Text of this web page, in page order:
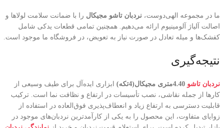
ما در مجموعه الهی‌دوست، نردبان تاشو مجیکال را با ضمانت سلامت لولاها و
اصالت آلیاژ آلومینیوم ارائه می‌دهیم. همچنین تمامی قطعات یدکی شامل
کفشک‌ها و میله تعادل در صورت نیاز به تعویض، در فروشگاه ما موجود است.
نتیجه‌گیری
نردبان تاشو
ابزاری ایده‌آل برای طیف وسیعی از
کارها از جمله نقاشی، نصب تأسیسات در ارتفاع و نظافت نما است. ترکیب
قابلیت دسترسی به ارتفاع زیاد و انعطاف‌پذیری فوق‌العاده در استفاده از
زوایای متفاوت، این محصول را به یکی از کارآمدترین نردبان‌های موجود در